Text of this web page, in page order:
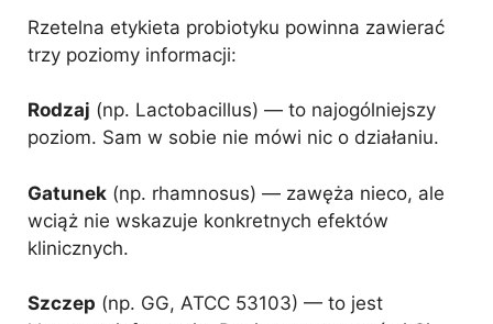
Rzetelna etykieta probiotyku powinna zawierać
trzy poziomy informacji:
Rodzaj (np. Lactobacillus) — to najogólniejszy
poziom. Sam w sobie nie mówi nic o działaniu.
Gatunek (np. rhamnosus) — zawęża nieco, ale
wciąż nie wskazuje konkretnych efektów
klinicznych.
Szczep (np. GG, ATCC 53103) — to jest